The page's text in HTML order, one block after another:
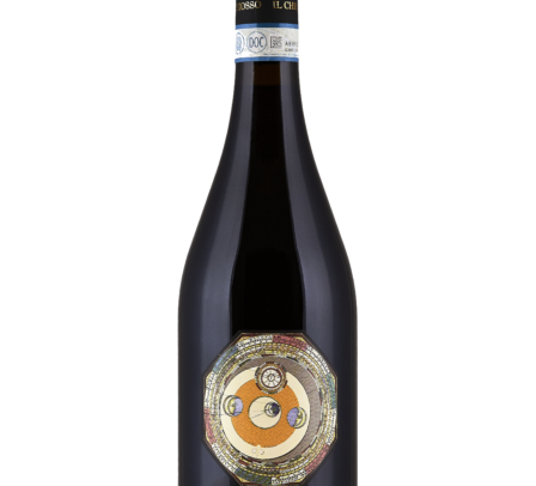
Wijn- en geschenkpakketten